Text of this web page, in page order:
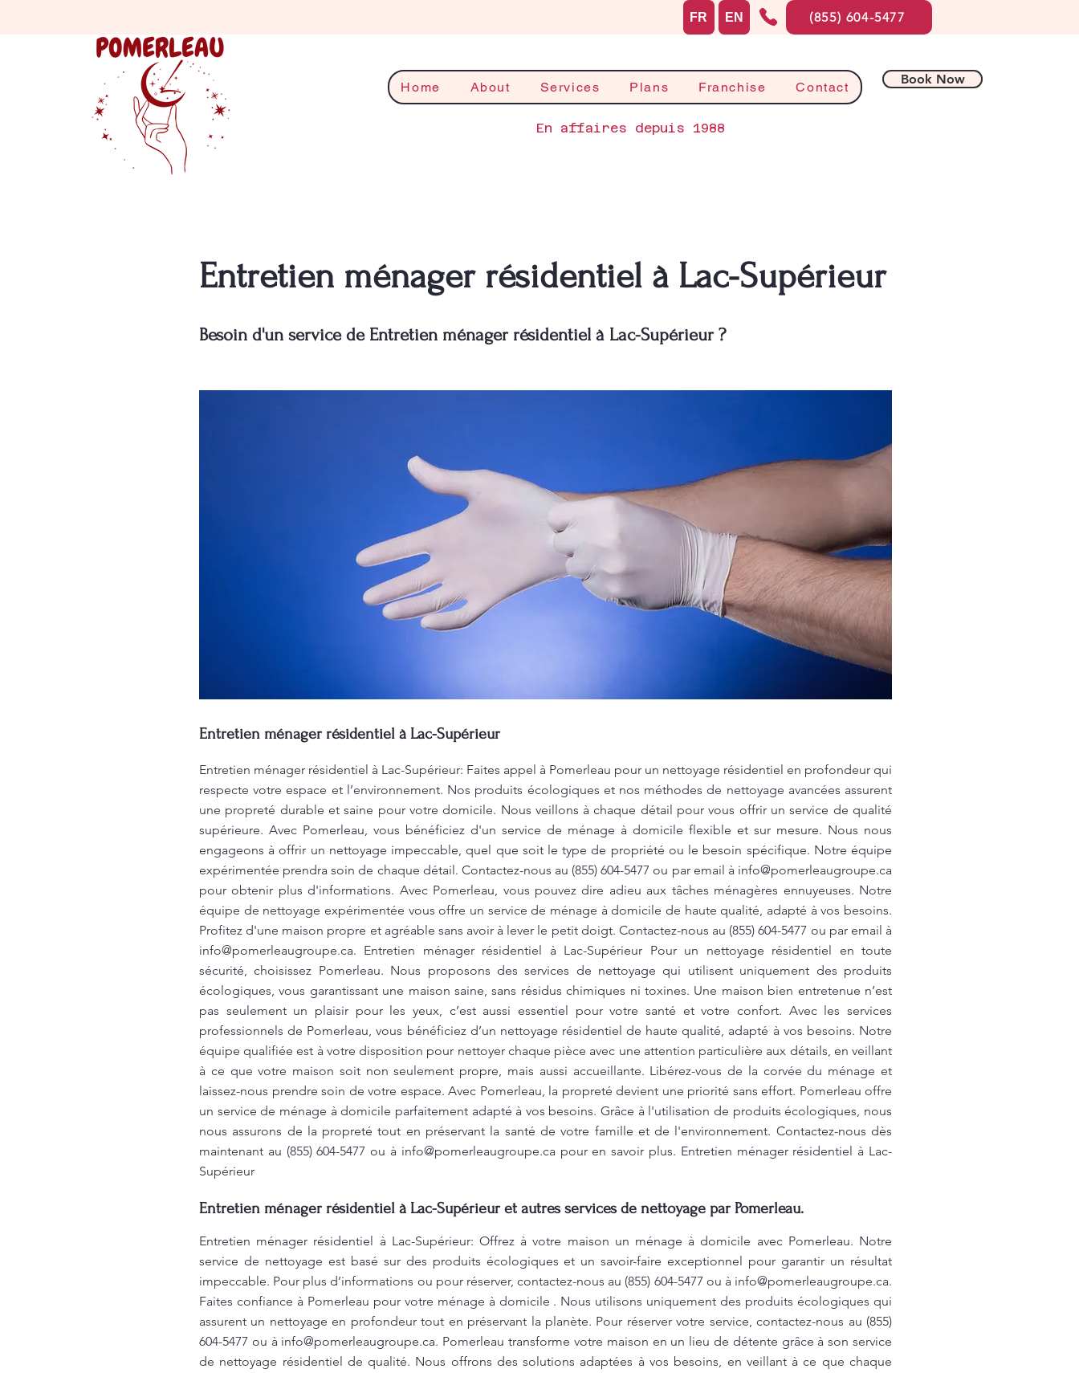
Home About Services Plans Franchise Contact
Book Now
En affaires depuis 1988
FR EN (855) 604-5477
Entretien ménager résidentiel à Lac-Supérieur
Besoin d'un service de Entretien ménager résidentiel à Lac-Supérieur ?
Entretien ménager résidentiel à Lac-Supérieur
Entretien ménager résidentiel à Lac-Supérieur: Faites appel à Pomerleau pour un nettoyage résidentiel en profondeur qui
respecte votre espace et l’environnement. Nos produits écologiques et nos méthodes de nettoyage avancées assurent
une propreté durable et saine pour votre domicile. Nous veillons à chaque détail pour vous offrir un service de qualité
supérieure. Avec Pomerleau, vous bénéficiez d'un service de ménage à domicile flexible et sur mesure. Nous nous
engageons à offrir un nettoyage impeccable, quel que soit le type de propriété ou le besoin spécifique. Notre équipe
expérimentée prendra soin de chaque détail. Contactez-nous au (855) 604-5477 ou par email à info@pomerleaugroupe.ca
pour obtenir plus d'informations. Avec Pomerleau, vous pouvez dire adieu aux tâches ménagères ennuyeuses. Notre
équipe de nettoyage expérimentée vous offre un service de ménage à domicile de haute qualité, adapté à vos besoins.
Profitez d'une maison propre et agréable sans avoir à lever le petit doigt. Contactez-nous au (855) 604-5477 ou par email à
info@pomerleaugroupe.ca. Entretien ménager résidentiel à Lac-Supérieur Pour un nettoyage résidentiel en toute
sécurité, choisissez Pomerleau. Nous proposons des services de nettoyage qui utilisent uniquement des produits
écologiques, vous garantissant une maison saine, sans résidus chimiques ni toxines. Une maison bien entretenue n’est
pas seulement un plaisir pour les yeux, c’est aussi essentiel pour votre santé et votre confort. Avec les services
professionnels de Pomerleau, vous bénéficiez d’un nettoyage résidentiel de haute qualité, adapté à vos besoins. Notre
équipe qualifiée est à votre disposition pour nettoyer chaque pièce avec une attention particulière aux détails, en veillant
à ce que votre maison soit non seulement propre, mais aussi accueillante. Libérez-vous de la corvée du ménage et
laissez-nous prendre soin de votre espace. Avec Pomerleau, la propreté devient une priorité sans effort. Pomerleau offre
un service de ménage à domicile parfaitement adapté à vos besoins. Grâce à l'utilisation de produits écologiques, nous
nous assurons de la propreté tout en préservant la santé de votre famille et de l'environnement. Contactez-nous dès
maintenant au (855) 604-5477 ou à info@pomerleaugroupe.capour en savoir plus. Entretien ménager résidentiel à Lac-
Supérieur
Entretien ménager résidentiel à Lac-Supérieur et autres services de nettoyage par Pomerleau.
Entretien ménager résidentiel à Lac-Supérieur: Offrez à votre maison un ménage à domicile avec Pomerleau. Notre
service de nettoyage est basé sur des produits écologiques et un savoir-faire exceptionnel pour garantir un résultat
impeccable. Pour plus d’informations ou pour réserver, contactez-nous au (855) 604-5477 ou à info@pomerleaugroupe.ca.
Faites confiance à Pomerleau pour votre ménage à domicile . Nous utilisons uniquement des produits écologiques qui
assurent un nettoyage en profondeur tout en préservant la planète. Pour réserver votre service, contactez-nous au (855)
604-5477 ou à info@pomerleaugroupe.ca. Pomerleau transforme votre maison en un lieu de détente grâce à son service
de nettoyage résidentiel de qualité. Nous offrons des solutions adaptées à vos besoins, en veillant à ce que chaque